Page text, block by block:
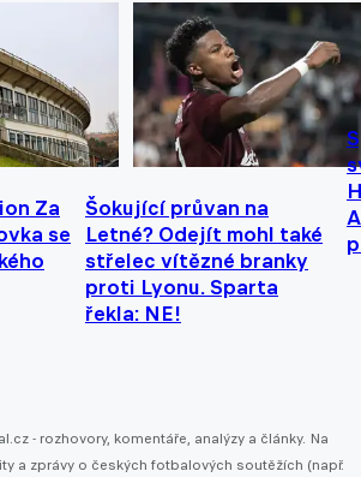
Za
se
Šokující průvan na
Letné? Odejít mohl také
střelec vítězné branky
proti Lyonu. Sparta
řekla: NE!
- rozhovory, komentáře, analýzy a články. Na
a zprávy o českých fotbalových soutěžích (např.